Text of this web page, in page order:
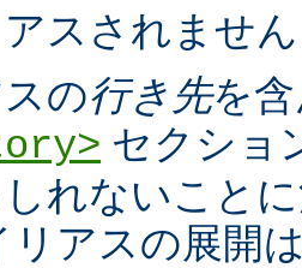
スされませ
の行き先を
セクショ
れないこと
リアスの展開